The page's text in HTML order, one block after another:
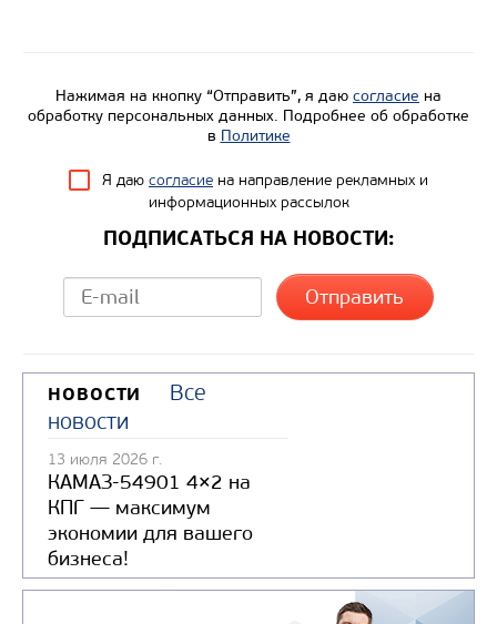
Направление разгрузки
Колесная формула
Узнать цену
Нажимая на кнопку “Отправить”, я даю согласие на
обработку персональных данных. Подробнее об обработке
в Политике
Я даю согласие на направление рекламных и
информационных рассылок
ПОДПИСАТЬСЯ НА НОВОСТИ:
НОВОСТИ
Все
новости
13 июля 2026 г.
КАМАЗ-54901 4×2 на
КПГ — максимум
экономии для вашего
бизнеса!